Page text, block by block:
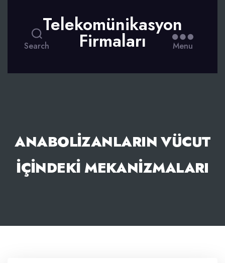
Search
Telekomünikasyon
Firmaları Menu
ANABOLIZANLARIN VÜCUT
İÇINDEKI MEKANIZMALARI